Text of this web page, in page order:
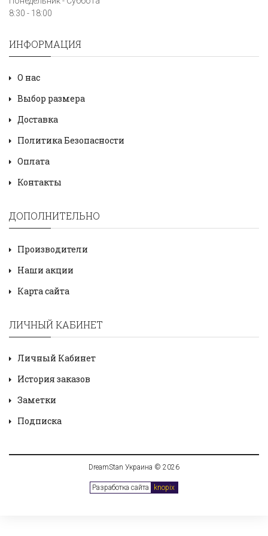
8:30 - 18:00
ИНФОРМАЦИЯ
О нас
Выбор размера
Доставка
Политика Безопасности
Оплата
Контакты
ДОПОЛНИТЕЛЬНО
Производители
Наши акции
Карта сайта
ЛИЧНЫЙ КАБИНЕТ
Личный Кабинет
История заказов
Заметки
Подписка
DreamStan Украина © 2026
Разработка сайта knopix